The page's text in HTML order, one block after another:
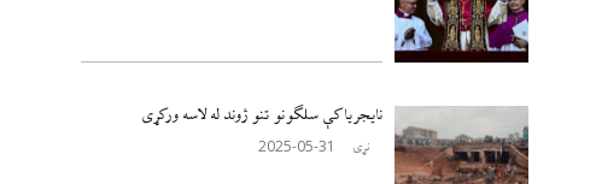
نایجریا کې سلګونو تنو ژوند له لاسه ورکړی
نړۍ 2025-05-31